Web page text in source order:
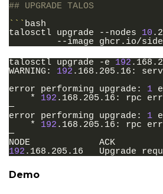
## UPGRADE TALOS
``` bash
talosctl upgrade --nodes 10
--image
talosctl upgrade -e 192
WARNING:
192 .168.205.16:
error
performing upgrade: 1
*
192 .168.205.16: rpc
—
error
performing upgrade: 1
*
192 .168.205.16: rpc
—
NODE
ACK
192 .168.205.16 Upgrade
Demo